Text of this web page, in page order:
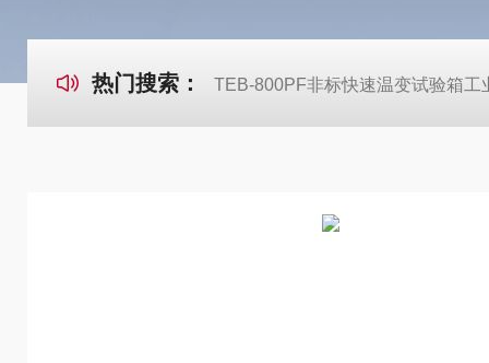
热门搜索： TEB-800PF非标快速温变试验箱工